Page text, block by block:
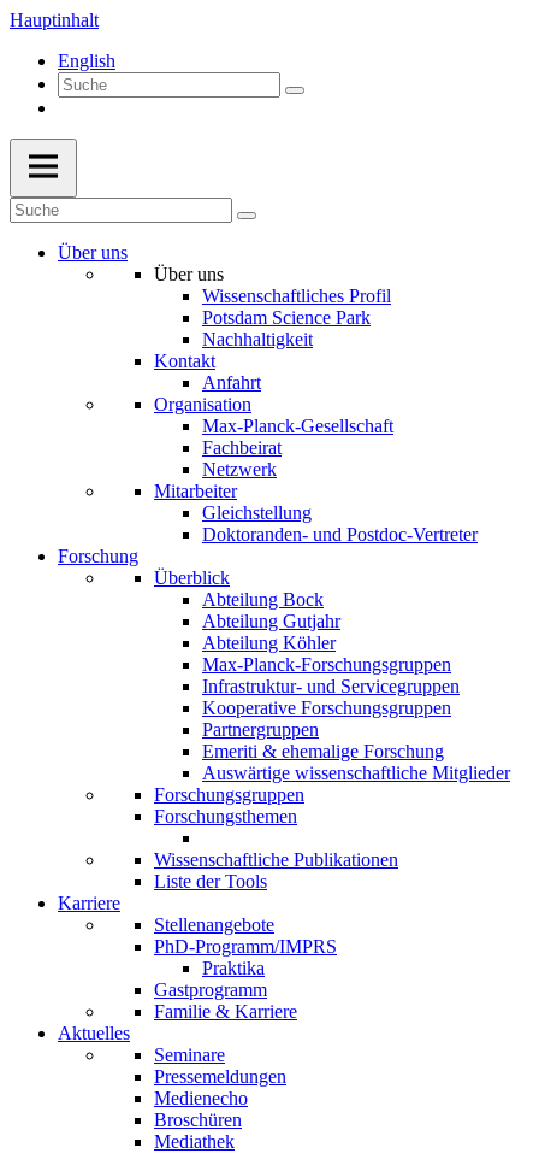
Hauptinhalt
English
Über uns
Über uns
Wissenschaftliches Profil
Potsdam Science Park
Nachhaltigkeit
Kontakt
Anfahrt
Organisation
Max-Planck-Gesellschaft
Fachbeirat
Netzwerk
Mitarbeiter
Gleichstellung
Doktoranden- und Postdoc-Vertreter
Forschung
Überblick
Abteilung Bock
Abteilung Gutjahr
Abteilung Köhler
Max-Planck-Forschungsgruppen
Infrastruktur- und Servicegruppen
Kooperative Forschungsgruppen
Partnergruppen
Emeriti & ehemalige Forschung
Auswärtige wissenschaftliche Mitglieder
Forschungsgruppen
Forschungsthemen
Wissenschaftliche Publikationen
Liste der Tools
Karriere
Stellenangebote
PhD-Programm/IMPRS
Praktika
Gastprogramm
Familie & Karriere
Aktuelles
Seminare
Pressemeldungen
Medienecho
Broschüren
Mediathek